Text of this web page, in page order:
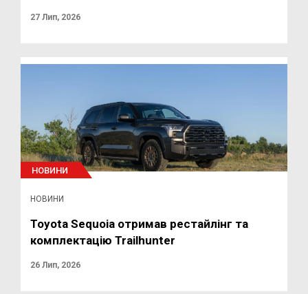
27 Лип, 2026
НОВИНИ
НОВИНИ
Toyota Sequoia отримав рестайлінг та
комплектацію Trailhunter
26 Лип, 2026